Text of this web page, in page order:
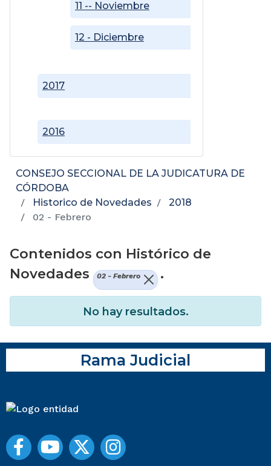
2016
2017
11 -- Noviembre
12 - Diciembre
CONSEJO SECCIONAL DE LA JUDICATURA DE
CÓRDOBA
Historico de Novedades
2018
02 - Febrero
Contenidos con Histórico de
Novedades
02 - Febrero .
No hay resultados.
Rama Judicial